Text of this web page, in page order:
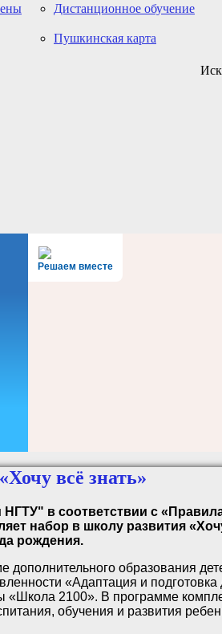
Дистанционное обучение
Пушкинская карта
Решаем вместе
всё знать»
в соответствии с
набор в школу развития
рождения.
дополнительного образования
«Адаптация и подготовка
«Школа 2100». В программе
обучения и развития